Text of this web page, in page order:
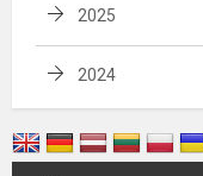
2025
2024